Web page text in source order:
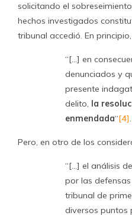
solicitando el
hechos investigados
tribunal accedió. En
“[…] en
denunciados y
presente
delito, la
enmendada“[4].
Pero, en otro de los
“[…] el análisis
por las
tribunal de
diversos puntos